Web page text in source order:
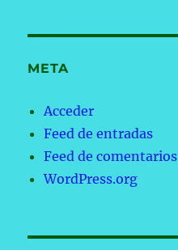
META
Acceder
Feed de entradas
Feed de comentarios
WordPress.org